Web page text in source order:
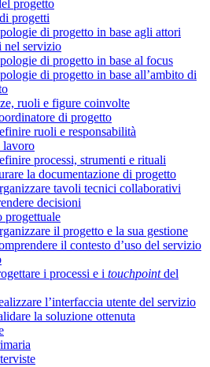
progetto
progetti
di progetto in base agli attori
nel servizio
di progetto in base al focus
di progetto in base all’ambito di
ruoli e figure coinvolte
di progetto
ruoli e responsabilità
lavoro
processi, strumenti e rituali
la documentazione di progetto
tavoli tecnici collaborativi
decisioni
progettuale
il progetto e la sua gestione
il contesto d’uso del servizio
i processi e i touchpointdel
l’interfaccia utente del servizio
la soluzione ottenuta